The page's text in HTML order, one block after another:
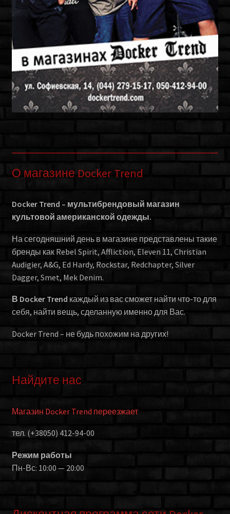
О магазине Docker Trend
Docker Trend – мультибрендовый магазин
культовой американской одежды.
На сегодняшний день в магазине представлены такие
бренды как Rebel Spirit, Affliction, Eleven 11, Christian
Audigier, A&G, Ed Hardy, Rockstar, Redchapter, Silver
Dagger, Smet, Mek Denim.
В Docker Trend каждый из вас сможет найти что-то для
себя, найти вещь, сделанную именно для Вас.
Docker Trend – не будь похожим на других!
Найдите нас
Магазин Docker Trend переезжает
тел. (+38050) 412-94-00
Режим работы
Пн-Вс: 10:00 — 20:00